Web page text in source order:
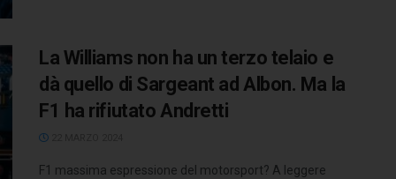
La Williams non ha un terzo telaio e
dà quello di Sargeant ad Albon. Ma la
F1 ha rifiutato Andretti
F1 massima espressione del motorsport? A leggere